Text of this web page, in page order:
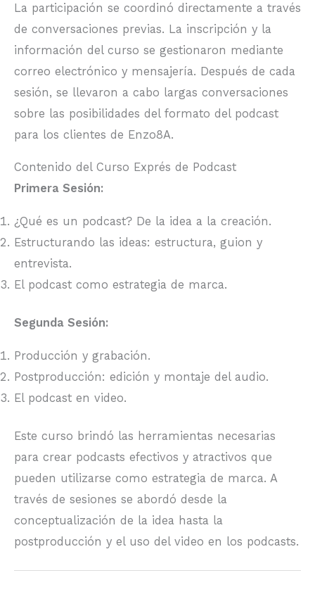
La participación se coordinó directamente a través
de conversaciones previas. La inscripción y la
información del curso se gestionaron mediante
correo electrónico y mensajería. Después de cada
sesión, se llevaron a cabo largas conversaciones
sobre las posibilidades del formato del podcast
para los clientes de Enzo8A.
Contenido del Curso Exprés de Podcast
Primera Sesión:
¿Qué es un podcast? De la idea a la creación.
Estructurando las ideas: estructura, guion y
entrevista.
El podcast como estrategia de marca.
Segunda Sesión:
Producción y grabación.
Postproducción: edición y montaje del audio.
El podcast en video.
Este curso brindó las herramientas necesarias
para crear podcasts efectivos y atractivos que
pueden utilizarse como estrategia de marca. A
través de sesiones se abordó desde la
conceptualización de la idea hasta la
postproducción y el uso del video en los podcasts.